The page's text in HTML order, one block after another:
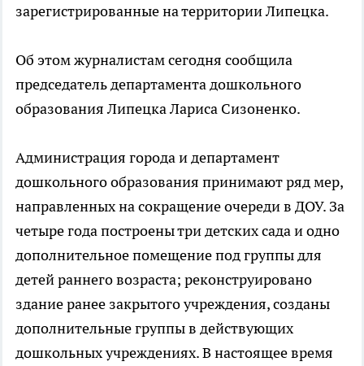
зарегистрированные на территории Липецка.
Об этом журналистам сегодня сообщила
председатель департамента дошкольного
образования Липецка Лариса Сизоненко.
Администрация города и департамент
дошкольного образования принимают ряд мер,
направленных на сокращение очереди в ДОУ. За
четыре года построены три детских сада и одно
дополнительное помещение под группы для
детей раннего возраста; реконструировано
здание ранее закрытого учреждения, созданы
дополнительные группы в действующих
дошкольных учреждениях. В настоящее время